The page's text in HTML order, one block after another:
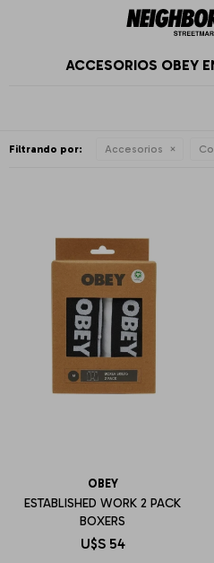
ACCESORIOS OBEY
Filtrando por: Accesorios
OBEY
ESTABLISHED WORK 2 PACK
BOXERS
U$S 54